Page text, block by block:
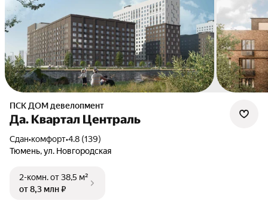
ПСК ДОМ девелопмент
Да. Квартал Централь
Сдан•комфорт•4.8 (139)
Тюмень, ул. Новгородская
2-комн.от 38,5 м²
от 8,3 млн ₽